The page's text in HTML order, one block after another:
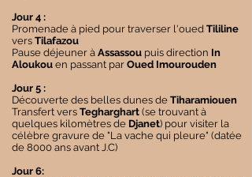
Jour 4 :
Promenade à pied pour traverser l'oued Tililine
vers Tilafazou
Pause déjeuner à Assassou puis direction In
Aloukou en passant par Oued Imourouden
Jour 5 :
Découverte des belles dunes de Tiharamiouen
Transfert vers Tegharghart (se trouvant à
quelques kilomètres de Djanet) pour visiter la
célèbre gravure de "La vache qui pleure" (datée
de 8000 ans avant J.C)
Jour 6: